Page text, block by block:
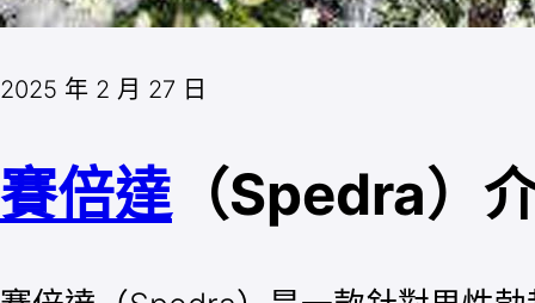
2025 年 2 月 27 日
賽倍達（Spedra）